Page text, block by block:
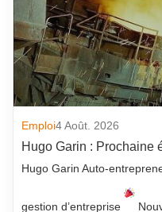
Emploi4 Août. 2026
Hugo Garin : Prochaine
Hugo Garin Auto-
gestion d’entreprise